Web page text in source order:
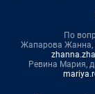
По
Жапарова Жанна,
Ревина Мария,